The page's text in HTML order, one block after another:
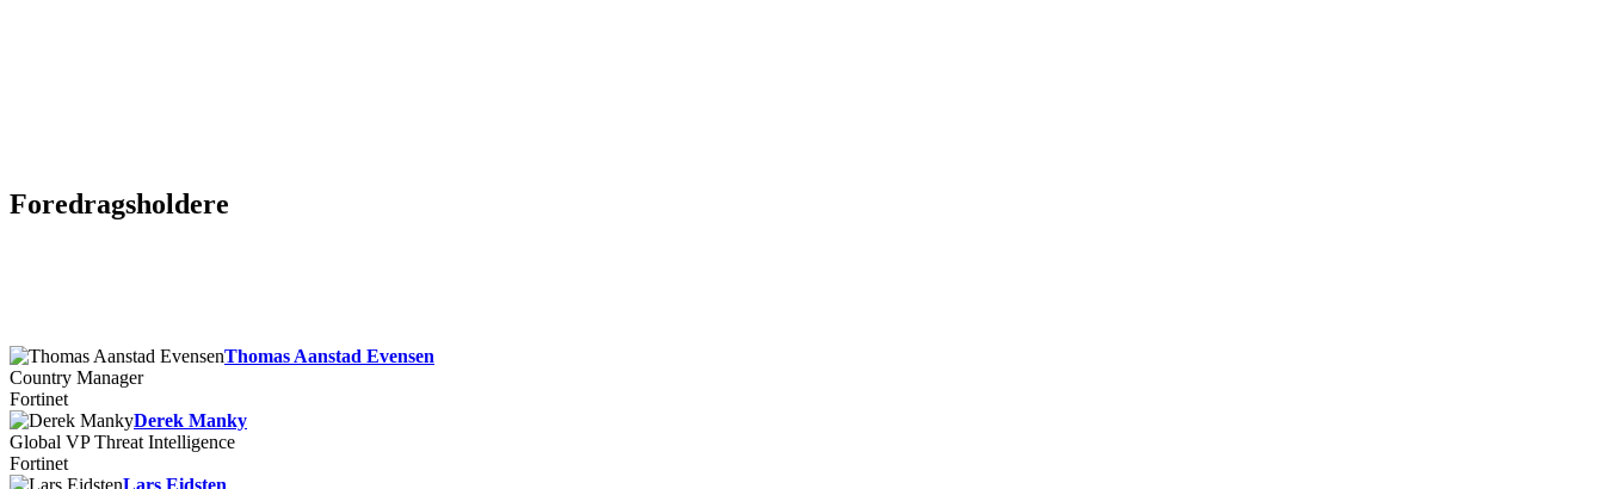
Foredragsholdere
Thomas Aanstad Evensen
Country Manager
Fortinet
Derek Manky
Global VP Threat Intelligence
Fortinet
Lars Eidsten